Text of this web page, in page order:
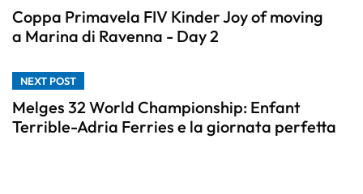
Coppa Primavela FIV Kinder Joy of moving
a Marina di Ravenna - Day 2
NEXT POST
Melges 32 World Championship: Enfant
Terrible-Adria Ferries e la giornata perfetta